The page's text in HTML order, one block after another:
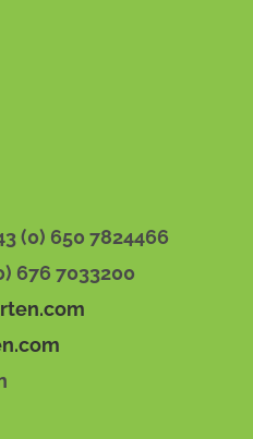
(0) 650 7824466
676 7033200